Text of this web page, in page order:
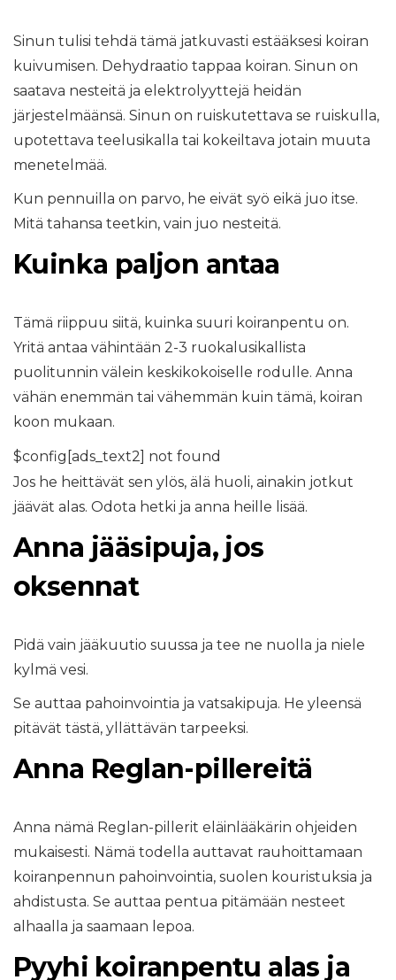
Sinun tulisi tehdä tämä jatkuvasti estääksesi koiran
kuivumisen. Dehydraatio tappaa koiran. Sinun on
saatava nesteitä ja elektrolyyttejä heidän
järjestelmäänsä. Sinun on ruiskutettava se ruiskulla,
upotettava teelusikalla tai kokeiltava jotain muuta
menetelmää.
Kun pennuilla on parvo, he eivät syö eikä juo itse.
Mitä tahansa teetkin, vain juo nesteitä.
Kuinka paljon antaa
Tämä riippuu siitä, kuinka suuri koiranpentu on.
Yritä antaa vähintään 2-3 ruokalusikallista
puolitunnin välein keskikokoiselle rodulle. Anna
vähän enemmän tai vähemmän kuin tämä, koiran
koon mukaan.
$config[ads_text2] not found
Jos he heittävät sen ylös, älä huoli, ainakin jotkut
jäävät alas. Odota hetki ja anna heille lisää.
Anna jääsipuja, jos
oksennat
Pidä vain jääkuutio suussa ja tee ne nuolla ja niele
kylmä vesi.
Se auttaa pahoinvointia ja vatsakipuja. He yleensä
pitävät tästä, yllättävän tarpeeksi.
Anna Reglan-pillereitä
Anna nämä Reglan-pillerit eläinlääkärin ohjeiden
mukaisesti. Nämä todella auttavat rauhoittamaan
koiranpennun pahoinvointia, suolen kouristuksia ja
ahdistusta. Se auttaa pentua pitämään nesteet
alhaalla ja saamaan lepoa.
Pyyhi koiranpentu alas ja